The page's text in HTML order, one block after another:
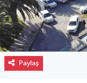
Paylaş